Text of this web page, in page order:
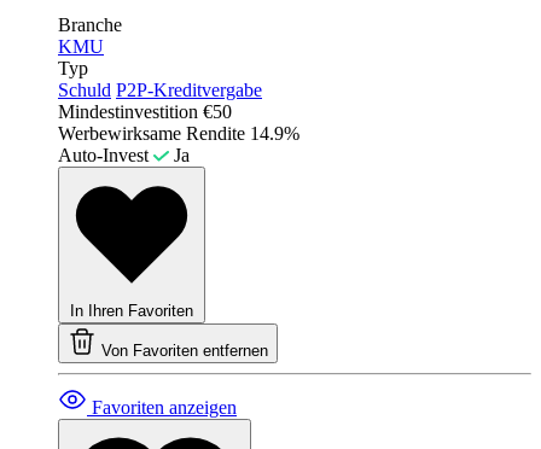
Branche
KMU
Typ
Schuld P2P-Kreditvergabe
Mindestinvestition €50
Werbewirksame Rendite 14.9%
Auto-Invest
Ja
In Ihren Favoriten
Von Favoriten entfernen
Favoriten anzeigen